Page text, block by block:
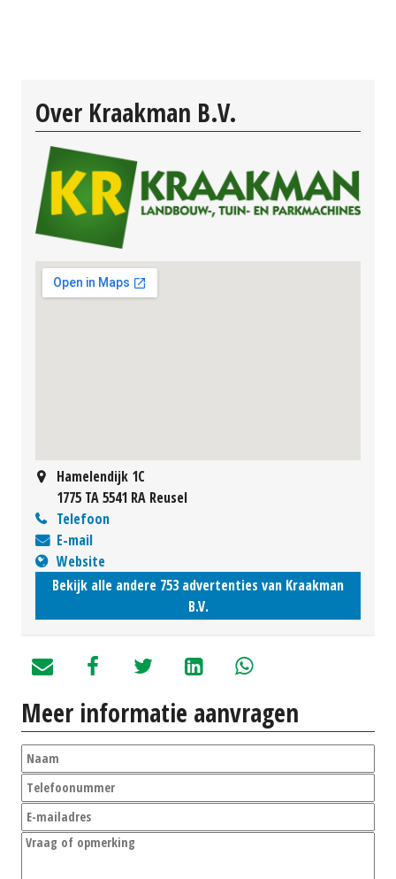
Over Kraakman B.V.
Hamelendijk 1C
1775 TA 5541 RA Reusel
Telefoon
E-mail
Website
Bekijk alle andere 753 advertenties van Kraakman
B.V.
Meer informatie aanvragen